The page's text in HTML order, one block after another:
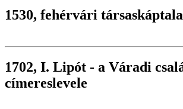
1530, fehérvári
1702, I. Lipót - a Váradi
címereslevele